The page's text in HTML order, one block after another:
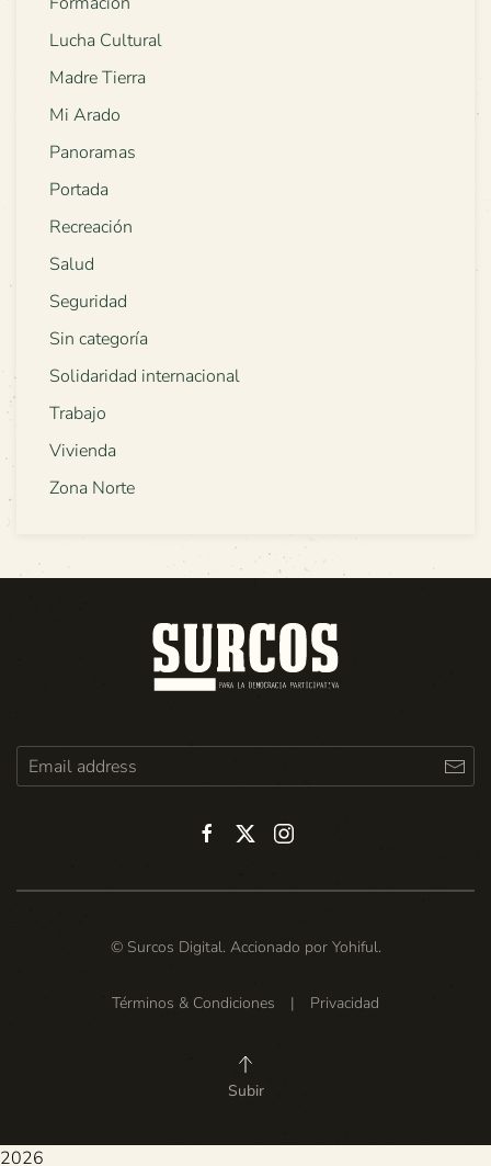
Lucha Cultural
Madre Tierra
Mi Arado
Panoramas
Portada
Recreación
Salud
Seguridad
Sin categoría
Solidaridad internacional
Trabajo
Vivienda
Zona Norte
© Surcos Digital. Accionado por Yohiful.
Términos & Condiciones | Privacidad
Subir
2026